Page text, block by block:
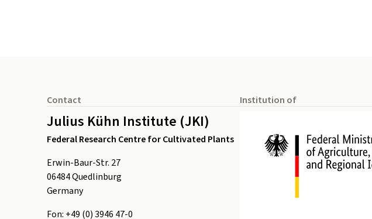
Contact
Julius Kühn Institute (JKI)
Federal Research Centre for Cultivated Plants
Erwin-Baur-Str. 27
06484Quedlinburg
Germany
Fon: +49 (0) 3946 47-0
Institution of